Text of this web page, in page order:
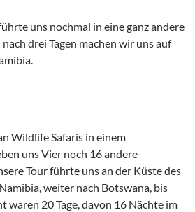
uns nochmal in eine ganz andere
drei Tagen machen wir uns auf
Wildlife Safaris in einem
uns Vier noch 16 andere
Tour führte uns an der Küste des
weiter nach Botswana, bis
waren 20 Tage, davon 16 Nächte im